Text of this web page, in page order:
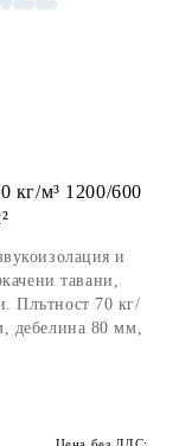
кг/м³ 1200/600
и
тавани,
Плътност 70 кг/
дебелина 80 мм,